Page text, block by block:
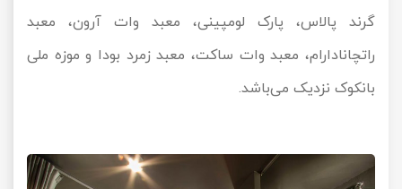
گرند پالاس، پارک لومپینی، معبد وات آرون، معبد
راتچانادارام، معبد وات ساکت، معبد زمرد بودا و موزه ملی
بانکوک نزدیک می‌باشد.